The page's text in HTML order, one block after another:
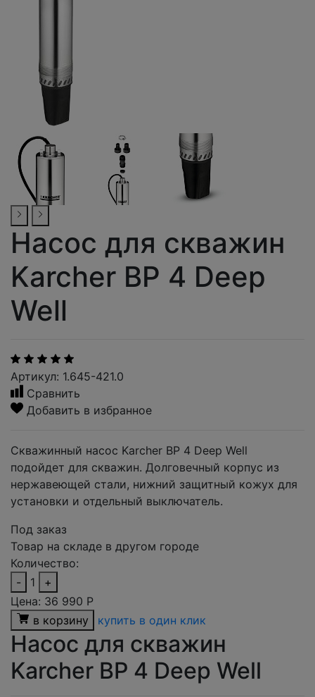
Насос для скважин
Karcher BP 4 Deep
Well
Артикул: 1.645-421.0
Сравнить
Добавить в избранное
Скважинный насос Karcher BP 4 Deep Well
подойдет для скважин. Долговечный корпус из
нержавеющей стали, нижний защитный кожух для
установки и отдельный выключатель.
Под заказ
Товар на складе в другом городе
Количество:
-
1
+
Цена: 36 990 Р
в корзину
купить в один клик
Насос для скважин
Karcher BP 4 Deep Well